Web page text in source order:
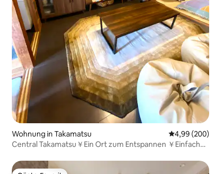
Wohnung in Takamatsu
4,99 (200)
Central Takamatsu￥Ein Ort zum Entspannen ￥Einfacher